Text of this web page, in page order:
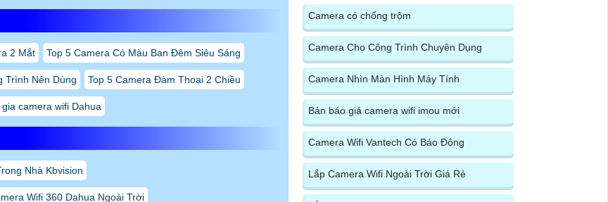
2 Mắt Top 5 Camera Có Màu Ban Đêm Siêu Sáng
Trình Nên Dùng Top 5 Camera Đàm Thoại 2 Chiều
gia camera wifi Dahua
Nhà Kbvision
Wifi 360 Dahua Ngoài Trời
Camera có chống trộm
Camera Cho Công Trình Chuyên Dụng
Camera Nhìn Màn Hình Máy Tính
Bản báo giá camera wifi imou mới
Camera Wifi Vantech Có Báo Động
Lắp Camera Wifi Ngoài Trời Giá Rẻ